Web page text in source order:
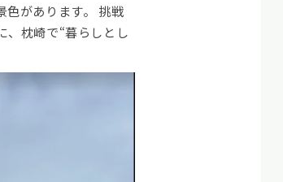
色があります。 挑戦
、枕崎で“暮らしとし